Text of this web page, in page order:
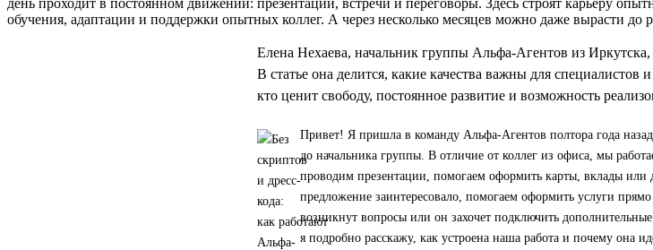
обучения, адаптации и поддержки опытных коллег. А через несколько месяцев можно даже вырасти до
Елена Нехаева, начальник группы Альфа-Агентов из Иркутска,
В статье она делится, какие качества важны для
кто ценит свободу, постоянное развитие и возможность
Привет! Я пришла в команду Альфа-Агентов полтора года
до начальника группы. В отличие от коллег из офиса, мы
проводим презентации, помогаем оформить карты, вклады или
предложение заинтересовало, помогаем оформить услуги
возникнут вопросы или он захочет подключить
я подробно расскажу, как устроена наша работа и почему она